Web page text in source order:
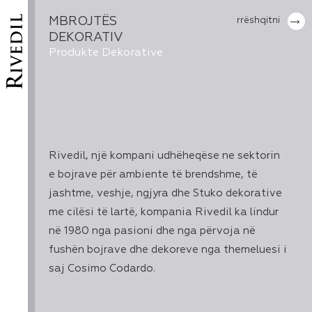
MBROJTËS
DEKORATIV
Produkte Dekorative
Rivedil, një kompani udhëheqëse ne sektorin
e bojrave për ambiente të brendshme, të
jashtme, veshje, ngjyra dhe Stuko dekorative
me cilësi të lartë, kompania Rivedil ka lindur
në 1980 nga pasioni dhe nga përvoja në
fushën bojrave dhe dekoreve nga themeluesi i
saj Cosimo Codardo.
rrëshqitni